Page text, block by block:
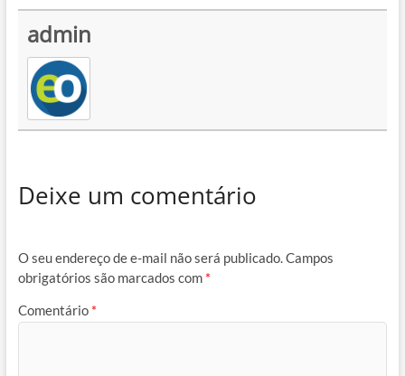
admin
Deixe um comentário
O seu endereço de e-mail não será publicado.Campos
obrigatórios são marcados com *
Comentário *